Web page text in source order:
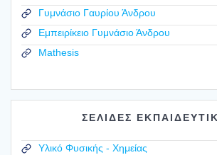
Γυμνάσιο Γαυρίου Άνδρου
Εμπειρίκειο Γυμνάσιο Άνδρου
Mathesis
ΣΕΛΙΔΕΣ
Υλικό Φυσικής - Χημείας